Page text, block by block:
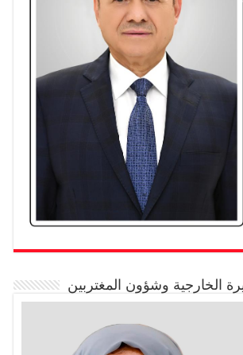
الخارجية وشؤون المغتربين